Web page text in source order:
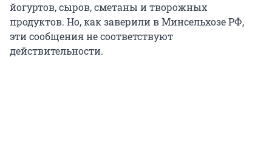
йогуртов, сыров, сметаны и творожных
продуктов. Но, как заверили в Минсельхозе РФ,
эти сообщения не соответствуют
действительности.